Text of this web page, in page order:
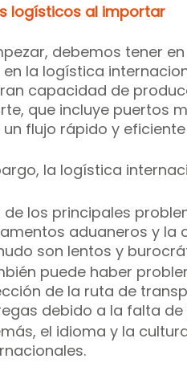
logísticos al importar
debemos tener
la logística
capacidad de
que incluye puertos
flujo rápido y
la logística
de los principales
aduaneros y la
son lentos y
puede haber
de la ruta de
debido a la falta
el idioma y la